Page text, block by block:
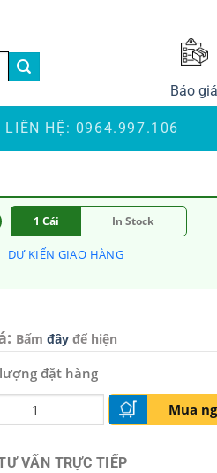
Báo giá
LIÊN HỆ: 0964.997.106
1 Cái In Stock
DỰ KIẾN GIAO HÀNG
Bấm đâyđể hiện
đặt hàng
Mua
VẤN TRỰC TIẾP